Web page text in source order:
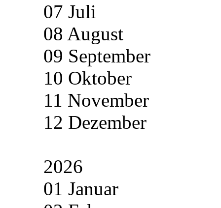
07 Juli
08 August
09 September
10 Oktober
11 November
12 Dezember
2026
01 Januar